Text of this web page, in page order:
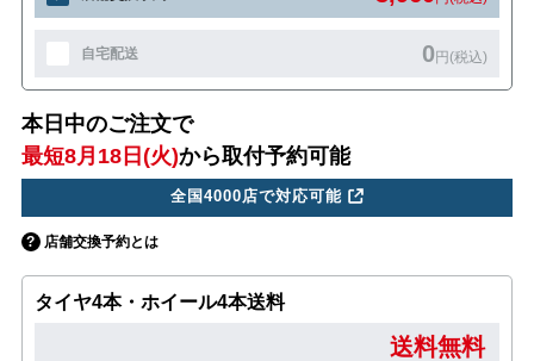
自宅配送 0円(税込)
本日中のご注文で
最短8月18日(火)から取付予約可能
全国4000店で対応可能
店舗交換予約とは
タイヤ4本・ホイール4本送料
送料無料